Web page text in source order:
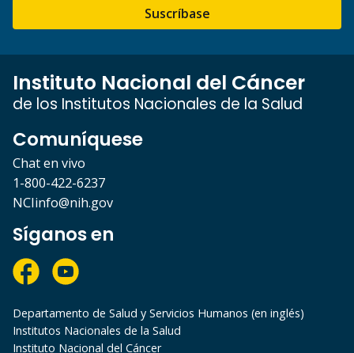
Suscríbase
Instituto Nacional del Cáncer
de los Institutos Nacionales de la Salud
Comuníquese
Chat en vivo
1-800-422-6237
NCIinfo@nih.gov
Síganos en
Departamento de Salud y Servicios Humanos (en inglés)
Institutos Nacionales de la Salud
Instituto Nacional del Cáncer